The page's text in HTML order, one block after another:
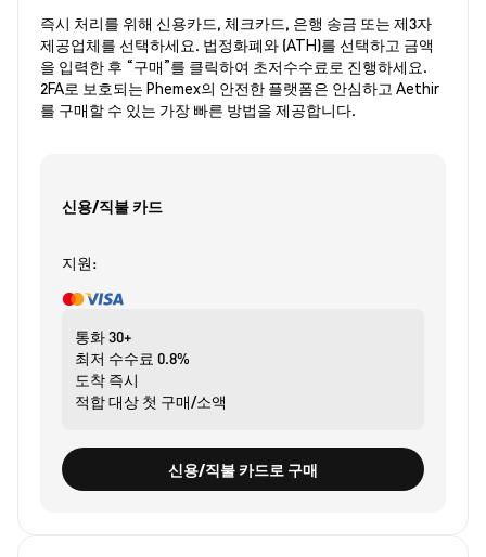
즉시 처리를 위해 신용카드, 체크카드, 은행 송금 또는 제3자
제공업체를 선택하세요. 법정화폐와 (ATH)를 선택하고 금액
을 입력한 후 “구매”를 클릭하여 초저수수료로 진행하세요.
2FA로 보호되는 Phemex의 안전한 플랫폼은 안심하고 Aethir
를 구매할 수 있는 가장 빠른 방법을 제공합니다.
신용/직불 카드
지원:
통화30+
최저 수수료 0.8%
도착 즉시
적합 대상 첫 구매/소액
신용/직불 카드로 구매